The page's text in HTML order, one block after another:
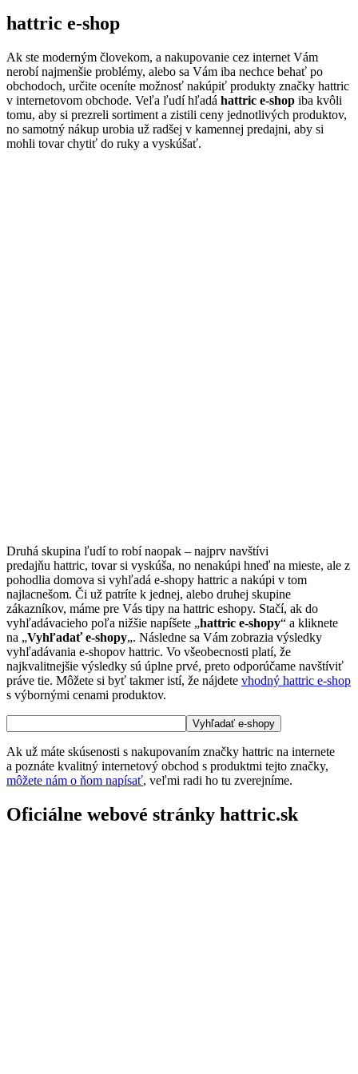
hattric e-shop
Ak ste moderným človekom, a nakupovanie cez internet Vám
nerobí najmenšie problémy, alebo sa Vám iba nechce behať po
obchodoch, určite oceníte možnosť nakúpiť produkty značky hattric
v internetovom obchode. Veľa ľudí hľadá hattric e-shop iba kvôli
tomu, aby si prezreli sortiment a zistili ceny jednotlivých produktov,
no samotný nákup urobia už radšej v kamennej predajni, aby si
mohli tovar chytiť do ruky a vyskúšať.
Druhá skupina ľudí to robí naopak – najprv navštívi
predajňu hattric, tovar si vyskúša, no nenakúpi hneď na mieste, ale z
pohodlia domova si vyhľadá e-shopy hattric a nakúpi v tom
najlacnešom. Či už patríte k jednej, alebo druhej skupine
zákazníkov, máme pre Vás tipy na hattric eshopy. Stačí, ak do
vyhľadávacieho poľa nižšie napíšete „hattric e-shopy“ a kliknete
na „Vyhľadať e-shopy„. Následne sa Vám zobrazia výsledky
vyhľadávania e-shopov hattric. Vo všeobecnosti platí, že
najkvalitnejšie výsledky sú úplne prvé, preto odporúčame navštíviť
práve tie. Môžete si byť takmer istí, že nájdete vhodný hattric e-shop
s výbornými cenami produktov.
Ak už máte skúsenosti s nakupovaním značky hattric na internete
a poznáte kvalitný internetový obchod s produktmi tejto značky,
môžete nám o ňom napísať, veľmi radi ho tu zverejníme.
Oficiálne webové stránky hattric.sk